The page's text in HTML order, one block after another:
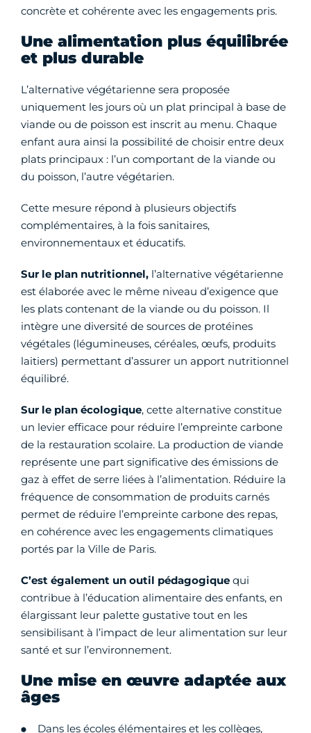
concrète et cohérente avec les engagements pris.
Une alimentation plus équilibrée
et plus durable
L’alternative végétarienne sera proposée
uniquement les jours où un plat principal à base de
viande ou de poisson est inscrit au menu. Chaque
enfant aura ainsi la possibilité de choisir entre deux
plats principaux : l’un comportant de la viande ou
du poisson, l’autre végétarien.
Cette mesure répond à plusieurs objectifs
complémentaires, à la fois sanitaires,
environnementaux et éducatifs.
Sur le plan nutritionnel, l’alternative végétarienne
est élaborée avec le même niveau d’exigence que
les plats contenant de la viande ou du poisson. Il
intègre une diversité de sources de protéines
végétales (légumineuses, céréales, œufs, produits
laitiers) permettant d’assurer un apport nutritionnel
équilibré.
Sur le plan écologique, cette alternative constitue
un levier efficace pour réduire l’empreinte carbone
de la restauration scolaire. La production de viande
représente une part significative des émissions de
gaz à effet de serre liées à l’alimentation. Réduire la
fréquence de consommation de produits carnés
permet de réduire l’empreinte carbone des repas,
en cohérence avec les engagements climatiques
portés par la Ville de Paris.
C’est également un outil pédagogique qui
contribue à l’éducation alimentaire des enfants, en
élargissant leur palette gustative tout en les
sensibilisant à l’impact de leur alimentation sur leur
santé et sur l’environnement.
Une mise en œuvre adaptée aux
âges
Dans les écoles élémentaires et les collèges,